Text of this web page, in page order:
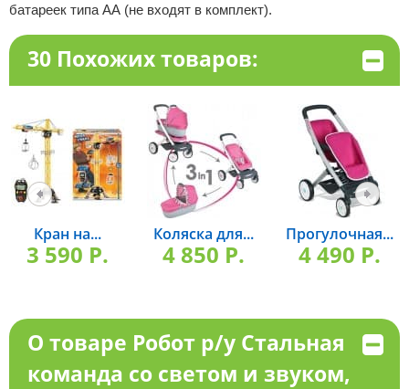
батареек типа АА (не входят в комплект).
30 Похожих товаров:
Кран на...
3 590 P.
Коляска для...
4 850 P.
Прогулочная...
4 490 P.
О товаре Робот р/у Стальная
команда со светом и звуком,